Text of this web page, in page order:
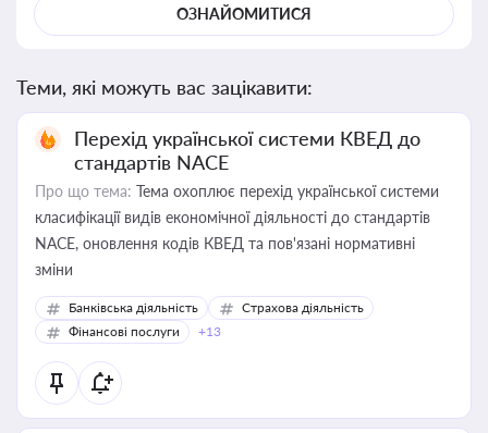
ОЗНАЙОМИТИСЯ
Теми, які можуть вас зацікавити:
Перехід української системи КВЕД до
стандартів NACE
Про що тема: Тема охоплює перехід української системи
класифікації видів економічної діяльності до стандартів
NACE, оновлення кодів КВЕД та пов'язані нормативні
зміни
Банківська діяльність
Страхова діяльність
Фінансові послуги
+13